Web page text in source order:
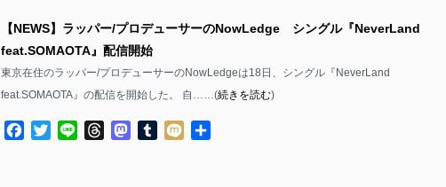
【NEWS】ラッパー/プロデューサーのNowLedge シングル『NeverLand
feat.SOMAOTA』配信開始
東京在住のラッパー/プロデューサーのNowLedgeは18日、シングル『NeverLand
feat.SOMAOTA』の配信を開始した。 自……(続きを読む)
Facebook
TwitterLine ThreadsMastodon
TumblrMixi